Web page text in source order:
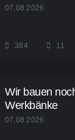
07.08.2026
384 11
Wir bauen
Werkbänke
07.08.2026